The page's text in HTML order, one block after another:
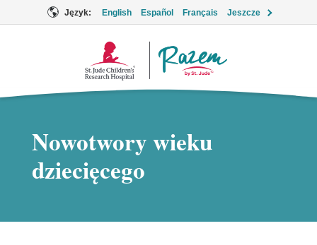
Język: English Español Français Jeszcze
Logo
Nowotwory wieku
dziecięcego